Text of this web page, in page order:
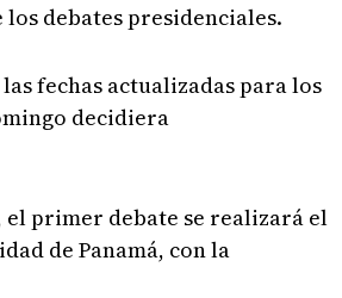
debates presidenciales.
fechas actualizadas para los
decidiera
primer debate se realizará el
de Panamá, con la